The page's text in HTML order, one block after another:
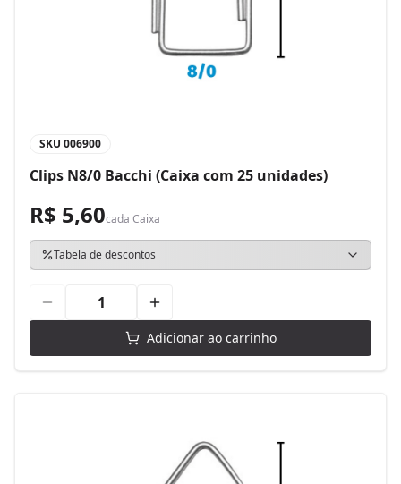
SKU 006900
Clips N8/0 Bacchi (Caixa com 25 unidades)
R$ 5,60cada Caixa
Tabela de descontos
Adicionar ao carrinho